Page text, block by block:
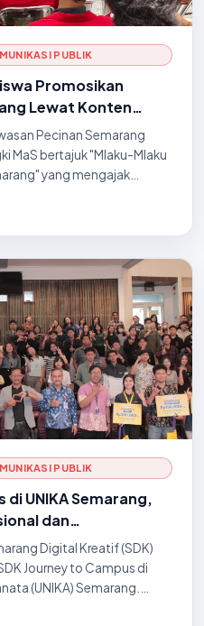
PUBLIK
Promosikan
Lewat Konten
Pecinan Semarang
MaS bertajuk "Mlaku-Mlaku
yang mengajak
(UDINUS), dan
mempromosikan
Yanuar Wega Viditama atau
peserta membuat
PUBLIK
di UNIKA Semarang,
dan
Visual
Digital Kreatif (SDK)
Journey to Campus di
(UNIKA) Semarang.